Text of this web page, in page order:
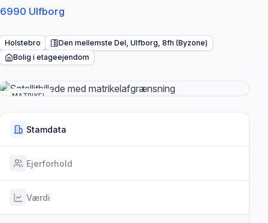
6990 Ulfborg
Holstebro
Den mellemste Del, Ulfborg, 8fh (Byzone)
Bolig i etageejendom
MATRIKEL
Stamdata
Ejerforhold
Værdi